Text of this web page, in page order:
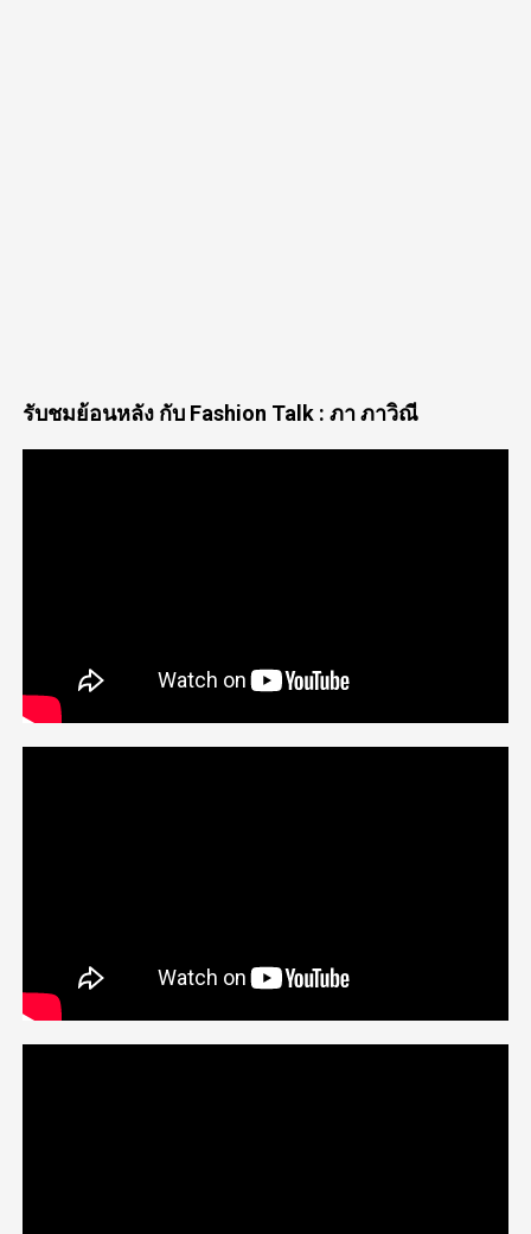
รับชมย้อนหลัง กับ Fashion Talk : ภา ภาวิณี